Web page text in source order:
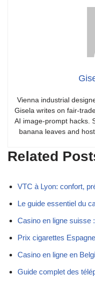
Vienna industrial
Gisela writes on fair-
AI image-prompt hacks.
banana leaves and
Related
VTC à Lyon: confort,
Le guide essentiel du
Casino en ligne suisse
Prix cigarettes
Casino en ligne en
Guide complet des